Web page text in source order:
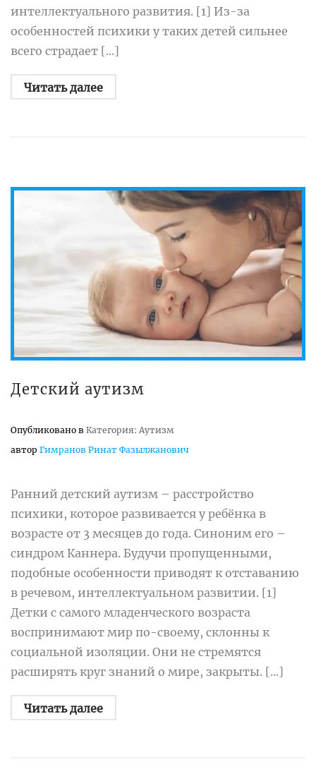
интеллектуального развития. [1] Из-за
особенностей психики у таких детей сильнее
всего страдает [...]
Читать далее
Детский аутизм
Опубликовано в Категория: Аутизм
автор Гимранов Ринат Фазылжанович
Ранний детский аутизм – расстройство
психики, которое развивается у ребёнка в
возрасте от 3 месяцев до года. Синоним его –
синдром Каннера. Будучи пропущенными,
подобные особенности приводят к отставанию
в речевом, интеллектуальном развитии. [1]
Детки с самого младенческого возраста
воспринимают мир по-своему, склонны к
социальной изоляции. Они не стремятся
расширять круг знаний о мире, закрыты. [...]
Читать далее